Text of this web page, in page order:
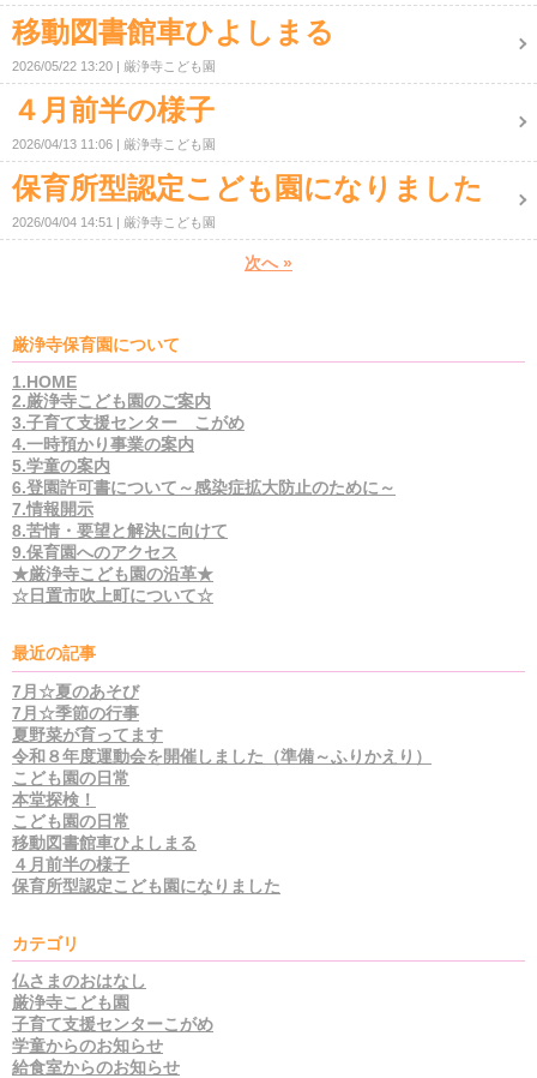
移動図書館車ひよしまる
2026/05/22 13:20 厳浄寺こども園
４月前半の様子
2026/04/13 11:06 厳浄寺こども園
保育所型認定こども園になりました
2026/04/04 14:51 厳浄寺こども園
次へ »
厳浄寺保育園について
1.HOME
2.厳浄寺こども園のご案内
3.子育て支援センター こがめ
4.一時預かり事業の案内
5.学童の案内
6.登園許可書について～感染症拡大防止のために～
7.情報開示
8.苦情・要望と解決に向けて
9.保育園へのアクセス
★厳浄寺こども園の沿革★
☆日置市吹上町について☆
最近の記事
7月☆夏のあそび
7月☆季節の行事
夏野菜が育ってます
令和８年度運動会を開催しました（準備～ふりかえり）
こども園の日常
本堂探検！
こども園の日常
移動図書館車ひよしまる
４月前半の様子
保育所型認定こども園になりました
カテゴリ
仏さまのおはなし
厳浄寺こども園
子育て支援センターこがめ
学童からのお知らせ
給食室からのお知らせ